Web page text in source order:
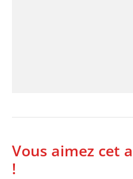
Vous aimez cet
!